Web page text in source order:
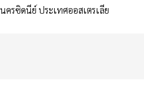
รซิดนีย์ ประเทศออสเตรเลีย